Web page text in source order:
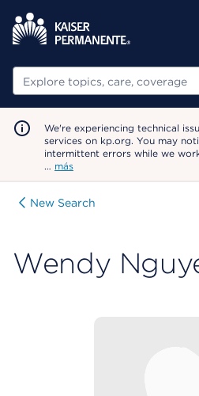
Buscar
We're experiencing technical
services on kp.org. You may
intermittent errors while we
… más
New Search
Wendy